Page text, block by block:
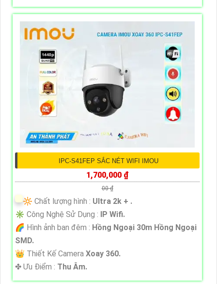
IPC-S41FEP SẮC NÉT WIFI IMOU
1,700,000 ₫
00 ₫
🔆 Chất lượng hình : Ultra 2k + .
✳️ Công Nghệ Sử Dụng : IP Wifi.
🌈 Hình ảnh ban đêm : Hồng Ngoại 30m Hồng Ngoại
SMD.
👑 Thiết Kế Camera Xoay 360.
️✤ Ưu Điểm : Thu Âm.